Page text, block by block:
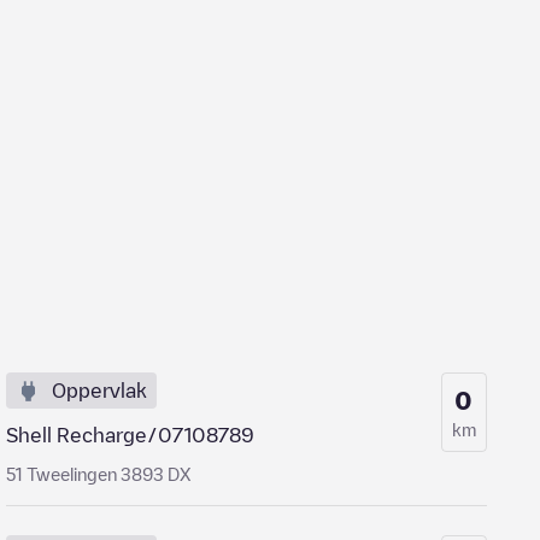
Oppervlak
Shell Recharge/07108789
51 Tweelingen 3893 DX
0
km